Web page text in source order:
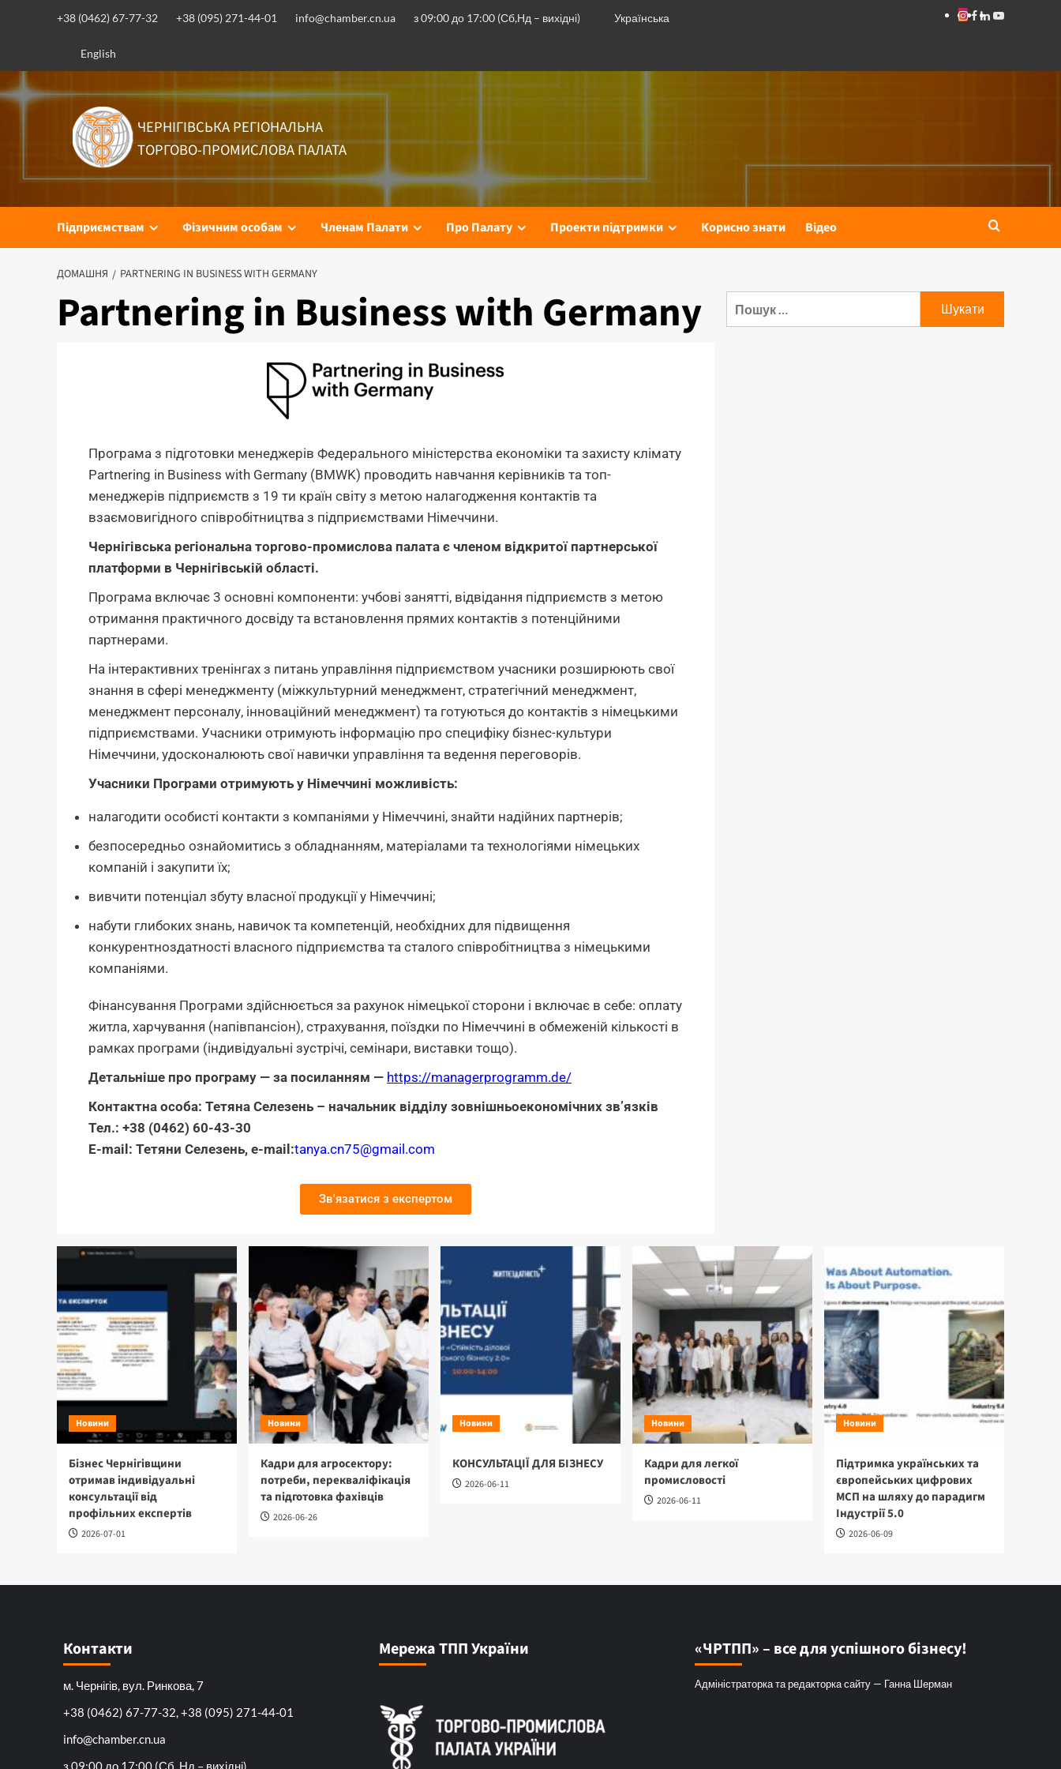
+38 (0462) 67-77-32 +38 (095) 271-44-01 info@chamber.cn.ua з 09:00 до 17:00 (Сб,Нд – вихідні) Українська
English
ЧЕРНІГІВСЬКА РЕГІОНАЛЬНА
ТОРГОВО-ПРОМИСЛОВА ПАЛАТА
Підприємствам Фізичним особам Членам Палати Про Палату Проекти підтримки Корисно знати Відео
ДОМАШНЯ PARTNERING IN BUSINESS WITH GERMANY
Partnering in Business with Germany
Програма з підготовки менеджерів Федерального міністерства економіки та захисту клімату
Partnering in Business with Germany (BMWK) проводить навчання керівників та топ-
менеджерів підприємств з 19 ти країн світу з метою налагодження контактів та
взаємовигідного співробітництва з підприємствами Німеччини.
Чернігівська регіональна торгово-промислова палата є членом відкритої партнерської
платформи в Чернігівській області.
Програма включає 3 основні компоненти: учбові занятті, відвідання підприємств з метою
отримання практичного досвіду та встановлення прямих контактів з потенційними
партнерами.
На інтерактивних тренінгах з питань управління підприємством учасники розширюють свої
знання в сфері менеджменту (міжкультурний менеджмент, стратегічний менеджмент,
менеджмент персоналу, інноваційний менеджмент) та готуються до контактів з німецькими
підприємствами. Учасники отримують інформацію про специфіку бізнес-культури
Німеччини, удосконалюють свої навички управління та ведення переговорів.
Учасники Програми отримують у Німеччині можливість:
налагодити особисті контакти з компаніями у Німеччині, знайти надійних партнерів;
безпосередньо ознайомитись з обладнанням, матеріалами та технологіями німецьких
компаній і закупити їх;
вивчити потенціал збуту власної продукції у Німеччині;
набути глибоких знань, навичок та компетенцій, необхідних для підвищення
конкурентноздатності власного підприємства та сталого співробітництва з німецькими
компаніями.
Фінансування Програми здійснюється за рахунок німецької сторони і включає в себе: оплату
житла, харчування (напівпансіон), страхування, поїздки по Німеччині в обмеженій кількості в
рамках програми (індивідуальні зустрічі, семінари, виставки тощо).
Детальніше про програму — за посиланням — https://managerprogramm.de/
Контактна особа: Тетяна Селезень – начальник відділу зовнішньоекономічних зв’язків
Тел.: +38 (0462) 60-43-30
Е-mail: Тетяни Селезень, e-mail:tanya.cn75@gmail.com
Зв'язатися з експертом
Новини
Бізнес Чернігівщини
отримав індивідуальні
консультації від
профільних експертів
2026-07-01
Новини
Кадри для агросектору:
потреби, перекваліфікація
та підготовка фахівців
2026-06-26
Новини
КОНСУЛЬТАЦІЇ ДЛЯ БІЗНЕСУ
2026-06-11
Новини
Кадри для легкої
промисловості
2026-06-11
Новини
Підтримка українських та
європейських цифрових
МСП на шляху до парадигм
Індустрії 5.0
2026-06-09
Контакти
м. Чернігів, вул. Ринкова, 7
+38 (0462) 67-77-32, +38 (095) 271-44-01
info@chamber.cn.ua
з 09:00 до 17:00 (Сб, Нд – вихідні)
Мережа ТПП України «ЧРТПП» – все для успішного бізнесу!
Адміністраторка та редакторка сайту — Ганна Шерман